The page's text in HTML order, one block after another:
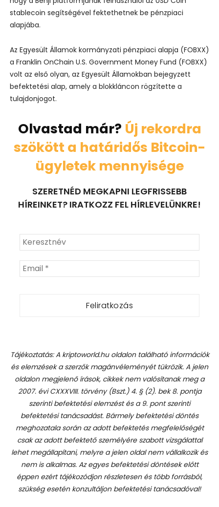
stablecoin segítségével fektethetnek be pénzpiaci
alapjába.
Az Egyesült Államok kormányzati pénzpiaci alapja (FOBXX)
a Franklin OnChain U.S. Government Money Fund (FOBXX)
volt az első olyan, az Egyesült Államokban bejegyzett
befektetési alap, amely a blokkláncon rögzítette a
tulajdonjogot.
Olvastad már? Új rekordra
szökött a határidős Bitcoin-
ügyletek mennyisége
SZERETNÉD MEGKAPNI LEGFRISSEBB
HÍREINKET? IRATKOZZ FEL HÍRLEVELÜNKRE!
Tájékoztatás: A kriptoworld.hu oldalon található információk
és elemzések a szerzők magánvéleményét tükrözik. A jelen
oldalon megjelenő írások, cikkek nem valósítanak meg a
2007. évi CXXXVIII. törvény (Bszt.) 4. § (2). bek 8. pontja
szerinti befektetési elemzést és a 9. pont szerinti
befektetési tanácsadást. Bármely befektetési döntés
meghozatala során az adott befektetés megfelelőségét
csak az adott befektető személyére szabott vizsgálattal
lehet megállapítani, melyre a jelen oldal nem vállalkozik és
nem is alkalmas. Az egyes befektetési döntések előtt
éppen ezért tájékozódjon részletesen és több forrásból,
szükség esetén konzultáljon befektetési tanácsadóval!